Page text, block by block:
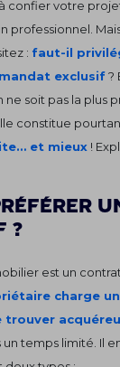
confier votre
professionnel.
: faut-il
exclusif?
soit pas la plus
constitue
et mieux !
?
est un
charge
trouver
un temps limité. Il